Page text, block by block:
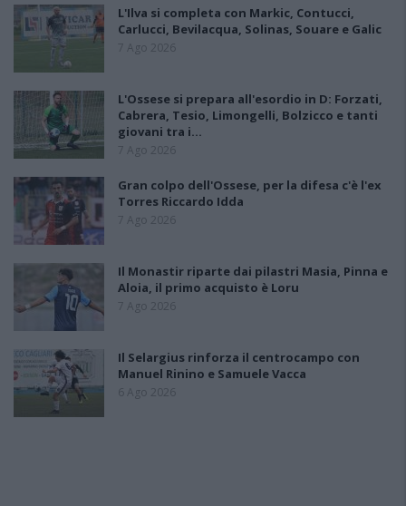
L'Ilva si completa con Markic, Contucci,
Carlucci, Bevilacqua, Solinas, Souare e Galic
7 Ago 2026
L'Ossese si prepara all'esordio in D: Forzati,
Cabrera, Tesio, Limongelli, Bolzicco e tanti
giovani tra i…
7 Ago 2026
Gran colpo dell'Ossese, per la difesa c'è l'ex
Torres Riccardo Idda
7 Ago 2026
Il Monastir riparte dai pilastri Masia, Pinna e
Aloia, il primo acquisto è Loru
7 Ago 2026
Il Selargius rinforza il centrocampo con
Manuel Rinino e Samuele Vacca
6 Ago 2026